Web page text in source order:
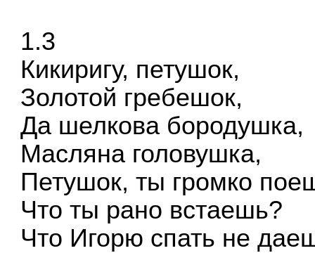
1.3
Кикиригу, петушок,
Золотой гребешок,
Да шелкова бородушка,
Масляна головушка,
Петушок, ты громко
Что ты рано встаешь?
Что Игорю спать не